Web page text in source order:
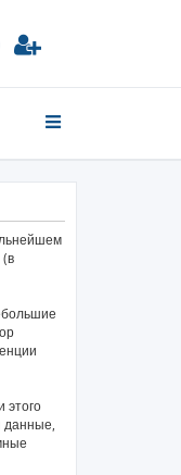
поиск
этого
данные,